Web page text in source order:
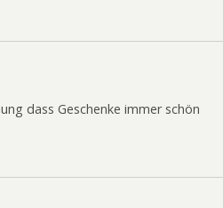
dass Geschenke immer schön